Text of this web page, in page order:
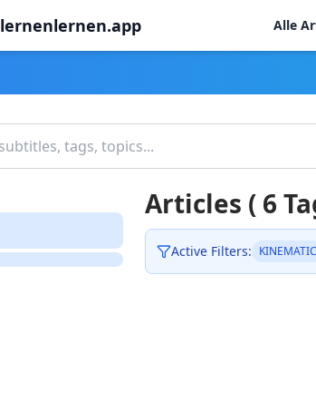
lernenlernen.app Alle
Articles ( 6
Active Filters: